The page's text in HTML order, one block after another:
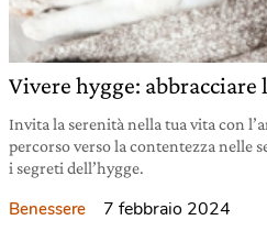
Vivere hygge:
Invita la serenità nella tua vita con
percorso verso la contentezza nelle
i segreti dell’hygge.
Benessere 7 febbraio 2024